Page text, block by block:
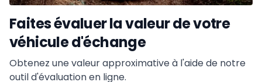
Faites évaluer la valeur de votre
véhicule d'échange
Obtenez une valeur approximative à l'aide de notre
outil d'évaluation en ligne.